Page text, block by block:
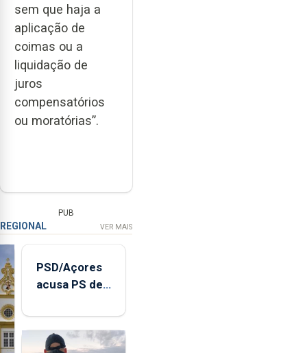
sem que haja a
aplicação de
coimas ou a
liquidação de
juros
compensatórios
ou moratórias”.
PUB
REGIONAL VER MAIS
PSD/Açores
acusa PS de
contraditória"
sobre